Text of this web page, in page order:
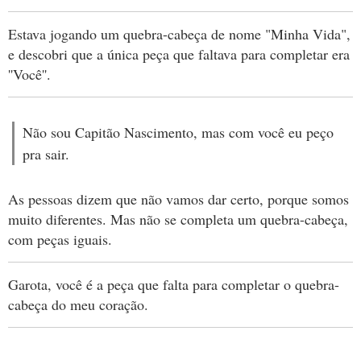
Estava jogando um quebra-cabeça de nome "Minha Vida",
e descobri que a única peça que faltava para completar era
''Você''.
Não sou Capitão Nascimento, mas com você eu peço
pra sair.
As pessoas dizem que não vamos dar certo, porque somos
muito diferentes. Mas não se completa um quebra-cabeça,
com peças iguais.
Garota, você é a peça que falta para completar o quebra-
cabeça do meu coração.